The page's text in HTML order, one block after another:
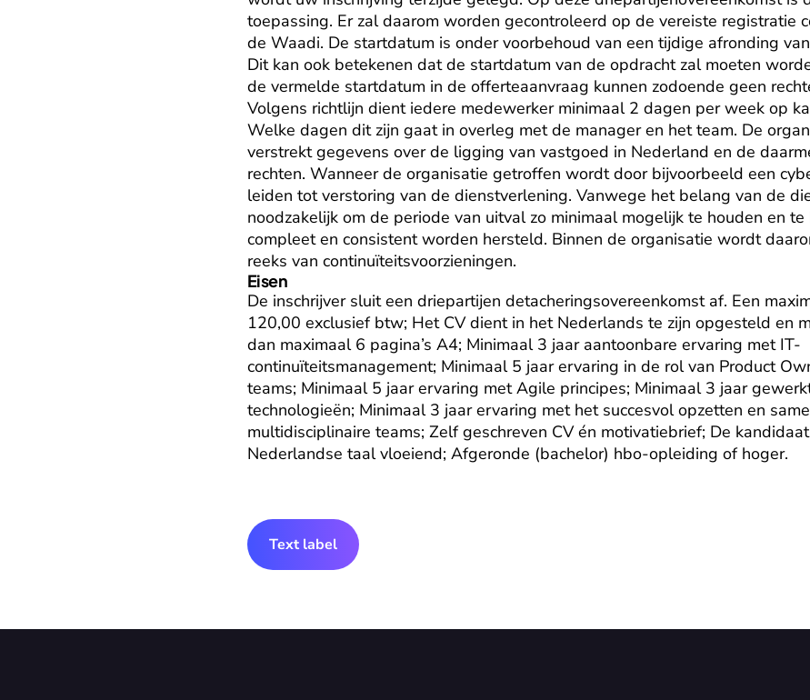
toepassing. Er zal daarom worden gecontroleerd op de vereiste registratie
de Waadi. De startdatum is onder voorbehoud van een tijdige afronding
Dit kan ook betekenen dat de startdatum van de opdracht zal moeten
de vermelde startdatum in de offerteaanvraag kunnen zodoende geen
Volgens richtlijn dient iedere medewerker minimaal 2 dagen per week op
Welke dagen dit zijn gaat in overleg met de manager en het team. De
verstrekt gegevens over de ligging van vastgoed in Nederland en de
rechten. Wanneer de organisatie getroffen wordt door bijvoorbeeld een
leiden tot verstoring van de dienstverlening. Vanwege het belang van de
noodzakelijk om de periode van uitval zo minimaal mogelijk te houden en
compleet en consistent worden hersteld. Binnen de organisatie wordt
reeks van continuïteitsvoorzieningen.
Eisen
De inschrijver sluit een driepartijen detacheringsovereenkomst af. Een
120,00 exclusief btw; Het CV dient in het Nederlands te zijn opgesteld en
dan maximaal 6 pagina’s A4; Minimaal 3 jaar aantoonbare ervaring met IT-
continuïteitsmanagement; Minimaal 5 jaar ervaring in de rol van Product
teams; Minimaal 5 jaar ervaring met Agile principes; Minimaal 3 jaar
technologieën; Minimaal 3 jaar ervaring met het succesvol opzetten en
multidisciplinaire teams; Zelf geschreven CV én motivatiebrief; De
Nederlandse taal vloeiend; Afgeronde (bachelor) hbo-opleiding of hoger.
Text label